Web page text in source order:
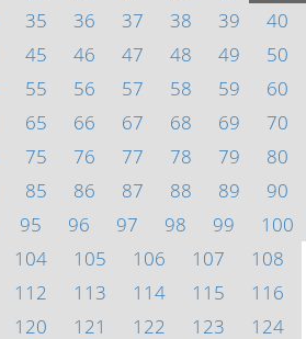
35 36 37 38 39
40
45 46 47 48 49
50
55 56 57 58 59
60
65 66 67 68 69
70
75 76 77 78 79
80
85 86 87 88 89
90
95 96 97 98 99
100
104 105 106 107
108
112 113 114 115
116
120 121 122 123
124